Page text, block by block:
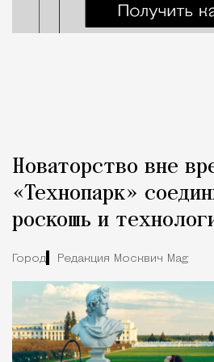
Новаторство вне
«Технопарк»
роскошь и
Город Редакция Москвич Mag